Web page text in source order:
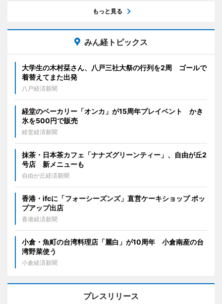
もっと見る
みん経トピックス
大学生の木村栞さん、八戸三社大祭の行列を2周 ゴールで
着替えてまた出発
八戸経済新聞
経堂のベーカリー「オンカ」が15周年プレイベント かき
氷を500円で販売
経堂経済新聞
抹茶・日本茶カフェ「ナナズグリーンティー」、自由が丘2
号店 新メニューも
自由が丘経済新聞
香港・ifcに「フォーシーズンズ」直営ケーキショップ ポッ
プアップ出店
香港経済新聞
小倉・魚町の台湾料理店「麗白」が10周年 小倉南産の台
湾野菜使う
小倉経済新聞
プレスリリース